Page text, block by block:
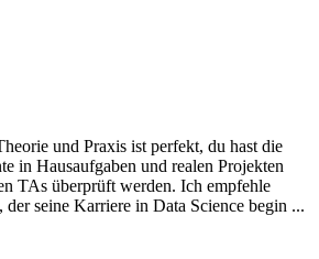
und Praxis ist perfekt, du hast die
in Hausaufgaben und realen Projekten
TAs überprüft werden. Ich empfehle
der seine Karriere in Data Science begin ...